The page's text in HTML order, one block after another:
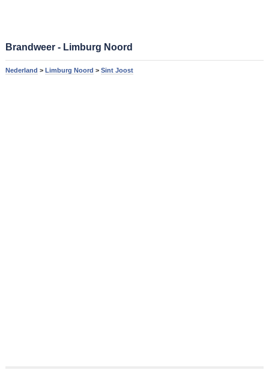
Brandweer - Limburg Noord
Nederland > Limburg Noord > Sint Joost